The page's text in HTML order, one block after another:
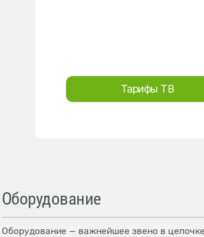
Тарифы ТВ
Оборудование
Оборудование — важнейшее звено в